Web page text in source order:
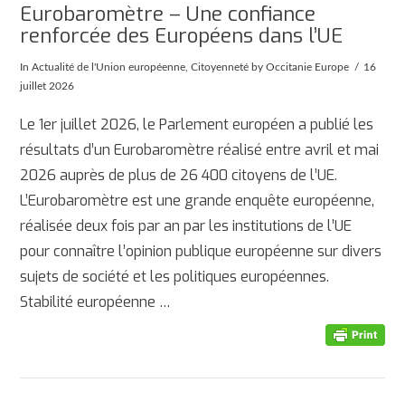
Eurobaromètre – Une confiance
renforcée des Européens dans l’UE
InActualité de l'Union européenne,Citoyenneté by Occitanie Europe
16
juillet 2026
Le 1er juillet 2026, le Parlement européen a publié les
résultats d’un Eurobaromètre réalisé entre avril et mai
2026 auprès de plus de 26 400 citoyens de l’UE.
L’Eurobaromètre est une grande enquête européenne,
réalisée deux fois par an par les institutions de l’UE
pour connaître l’opinion publique européenne sur divers
sujets de société et les politiques européennes.
Stabilité européenne …